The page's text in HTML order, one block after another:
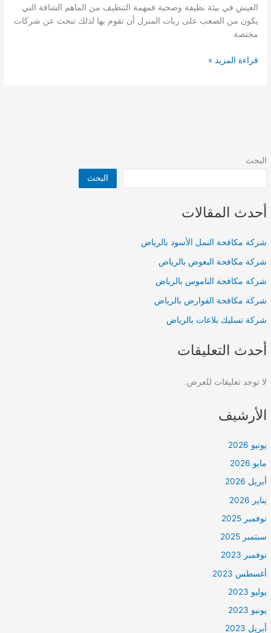
البحث
البحث
أحدث المقالات
شركة مكافحة النمل الأسود بالرياض
شركة مكافحة البعوض بالرياض
شركة مكافحة الناموس بالرياض
شركة مكافحة القوارض بالرياض
شركة تسليك بلاعات بالرياض
أحدث التعليقات
لا توجد تعليقات للعرض.
الأرشيف
يونيو 2026
مايو 2026
أبريل 2026
يناير 2026
نوفمبر 2025
سبتمبر 2025
نوفمبر 2023
أغسطس 2023
يوليو 2023
يونيو 2023
أبريل 2023
العيش في بيئة نظيفة وصحية فمهمة التنظيف من الماهم الشاقة التي
يكون من الصعب على ربات المنزل أن تقوم بها لذلك تبحث عن شركات
مختصة
ارخص
قراءة المزيد »